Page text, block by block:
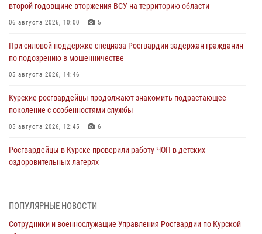
второй годовщине вторжения ВСУ на территорию области
06 августа 2026, 10:00 5
При силовой поддержке спецназа Росгвардии задержан гражданин
по подозрению в мошенничестве
05 августа 2026, 14:46
Курские росгвардейцы продолжают знакомить подрастающее
поколение с особенностями службы
05 августа 2026, 12:45 6
Росгвардейцы в Курске проверили работу ЧОП в детских
оздоровительных лагерях
При содействии спецназа Росгвардии в Курске пресечена попытка
04 августа 2026, 12:52
ПОПУЛЯРНЫЕ НОВОСТИ
Сотрудники и военнослужащие Управления Росгвардии по Курской